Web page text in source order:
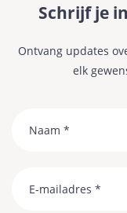
Schrijf je
Ontvang updates
elk